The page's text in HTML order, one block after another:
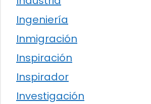
Ingeniería
Inmigración
Inspiración
Inspirador
Investigación